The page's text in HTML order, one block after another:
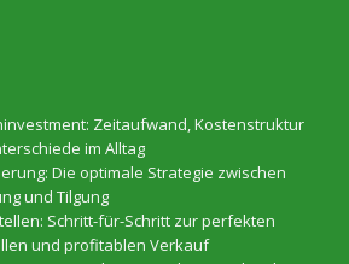
Zeitaufwand, Kostenstruktur
im Alltag
Die optimale Strategie zwischen
und Tilgung
Schritt-für-Schritt zur perfekten
und profitablen Verkauf